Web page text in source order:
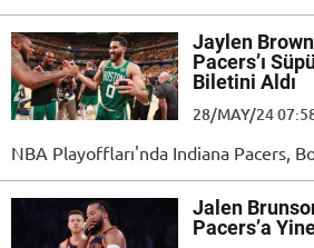
Jaylen Brown
Pacers’ı
Biletini Aldı
28/MAY/24
NBA Playoffları'nda Indiana Pacers,
Jalen
Pacers’a